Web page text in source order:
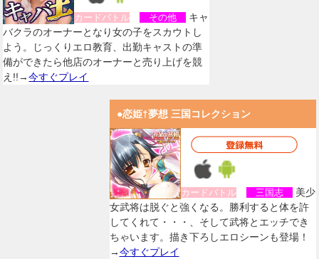
カードバトル その他
キャ
バクラのオーナーとなり女の子をスカウトし
よう。じっくりエロ教育、出勤キャストの準
備ができたら他店のオーナーと売り上げを競
え!!→今すぐプレイ
●恋姫†夢想 三国コレクション
カードバトル 三国志
美少
女武将は脱ぐと強くなる。勝利すると体を許
してくれて・・・、そして武将とエッチでき
ちゃいます。描き下ろしエロシーンも登場！
→今すぐプレイ